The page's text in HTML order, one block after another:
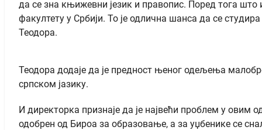
да се зна књижевни језик и правопис. Поред тога
факултету у Србији. То је одлична шанса да се
Теодора.
Теодора додаје да је предност њеног одељења
српском јазику.
И директорка признаје да је највећи проблем у овим
одобрен од Бироа за образовање, а за уџбенике се